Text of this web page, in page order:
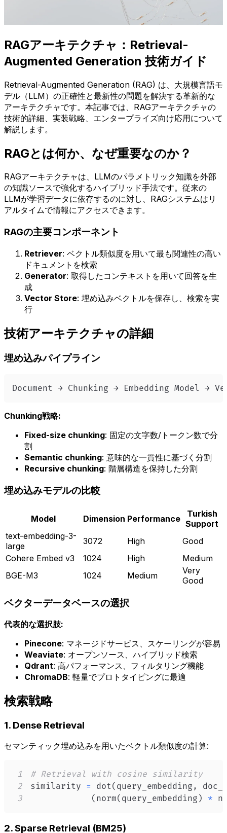
RAGアーキテクチャ：Retrieval-
Augmented Generation 技術ガイド
Retrieval-Augmented Generation (RAG) は、大規模言語モ
デル（LLM）の正確性と最新性の問題を解決する革新的な
アーキテクチャです。本記事では、RAGアーキテクチャの
技術的詳細、実装戦略、エンタープライズ向け応用について
解説します。
RAGとは何か、なぜ重要なのか？
RAGアーキテクチャは、LLMのパラメトリック知識を外部
の知識ソースで強化するハイブリッド手法です。従来の
LLMが学習データに依存するのに対し、RAGシステムはリ
アルタイムで情報にアクセスできます。
RAGの主要コンポーネント
Retriever: ベクトル類似度を用いて最も関連性の高い
ドキュメントを検索
Generator: 取得したコンテキストを用いて回答を生
成
Vector Store: 埋め込みベクトルを保存し、検索を実
行
技術アーキテクチャの詳細
埋め込みパイプライン
Document → Chunking → Embedding Model →
Chunking戦略:
Fixed-size chunking: 固定の文字数/トークン数で分
割
Semantic chunking: 意味的な一貫性に基づく分割
Recursive chunking: 階層構造を保持した分割
埋め込みモデルの比較
Model Dimension Performance
Turkish
Support
text-embedding-3-
large
3072 High
Good
Cohere Embed v3
1024 High
Medium
BGE-M3
1024 Medium
Very
Good
ベクターデータベースの選択
代表的な選択肢:
Pinecone: マネージドサービス、スケーリングが容易
Weaviate: オープンソース、ハイブリッド検索
Qdrant: 高パフォーマンス、フィルタリング機能
ChromaDB: 軽量でプロトタイピングに最適
検索戦略
1. Dense Retrieval
セマンティック埋め込みを用いたベクトル類似度の計算:
1
# Retrieval with cosine similarity
2
similarity = dot( query_embedding ,
3
( norm( query_embedding ) *
2. Sparse Retrieval (BM25)